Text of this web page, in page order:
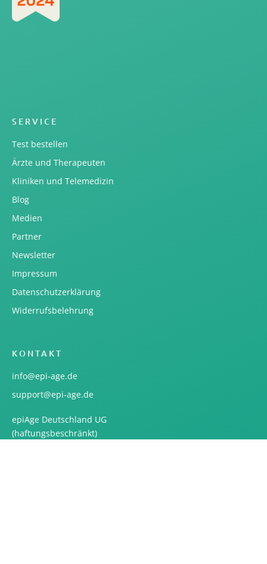
SERVICE
Test bestellen
Ärzte und Therapeuten
Kliniken und Telemedizin
Blog
Medien
Partner
Newsletter
Impressum
Datenschutzerklärung
Widerrufsbelehrung
KONTAKT
info@epi-age.de
support@epi-age.de
epiAge Deutschland UG
(haftungsbeschränkt)